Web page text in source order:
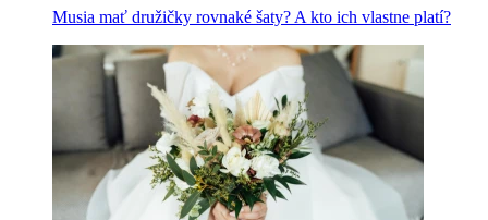
Musia mať družičky rovnaké šaty? A kto ich vlastne platí?